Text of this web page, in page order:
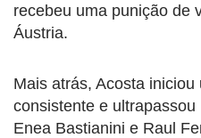
recebeu uma punição de
Áustria.
Mais atrás, Acosta
consistente e
Enea Bastianini e Raul